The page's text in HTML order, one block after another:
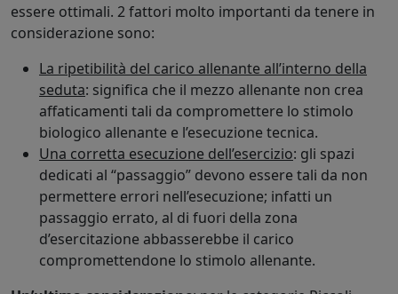
essere ottimali. 2 fattori molto importanti da tenere in
considerazione sono:
La ripetibilità del carico allenante all’interno della
seduta: significa che il mezzo allenante non crea
affaticamenti tali da compromettere lo stimolo
biologico allenante e l’esecuzione tecnica.
Una corretta esecuzione dell’esercizio: gli spazi
dedicati al “passaggio” devono essere tali da non
permettere errori nell’esecuzione; infatti un
passaggio errato, al di fuori della zona
d’esercitazione abbasserebbe il carico
compromettendone lo stimolo allenante.